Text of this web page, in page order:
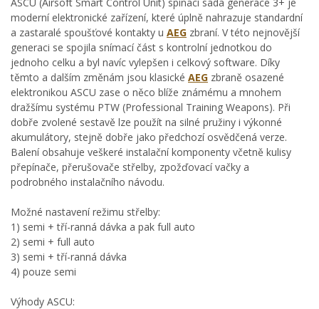
moderní elektronické zařízení, které úplně nahrazuje standardní
a zastaralé spoušťové kontakty u AEG zbraní. V této nejnovější
generaci se spojila snímací část s kontrolní jednotkou do
jednoho celku a byl navíc vylepšen i celkový software. Díky
těmto a dalším změnám jsou klasické AEG zbraně osazené
elektronikou ASCU zase o něco blíže známému a mnohem
dražšímu systému PTW (Professional Training Weapons). Při
dobře zvolené sestavě lze použít na silné pružiny i výkonné
akumulátory, stejně dobře jako předchozí osvědčená verze.
Balení obsahuje veškeré instalační komponenty včetně kulisy
přepínače, přerušovače střelby, zpožďovací vačky a
podrobného instalačního návodu.
Možné nastavení režimu střelby:
1) semi + tří-ranná dávka a pak full auto
2) semi + full auto
3) semi + tří-ranná dávka
4) pouze semi
Výhody ASCU: